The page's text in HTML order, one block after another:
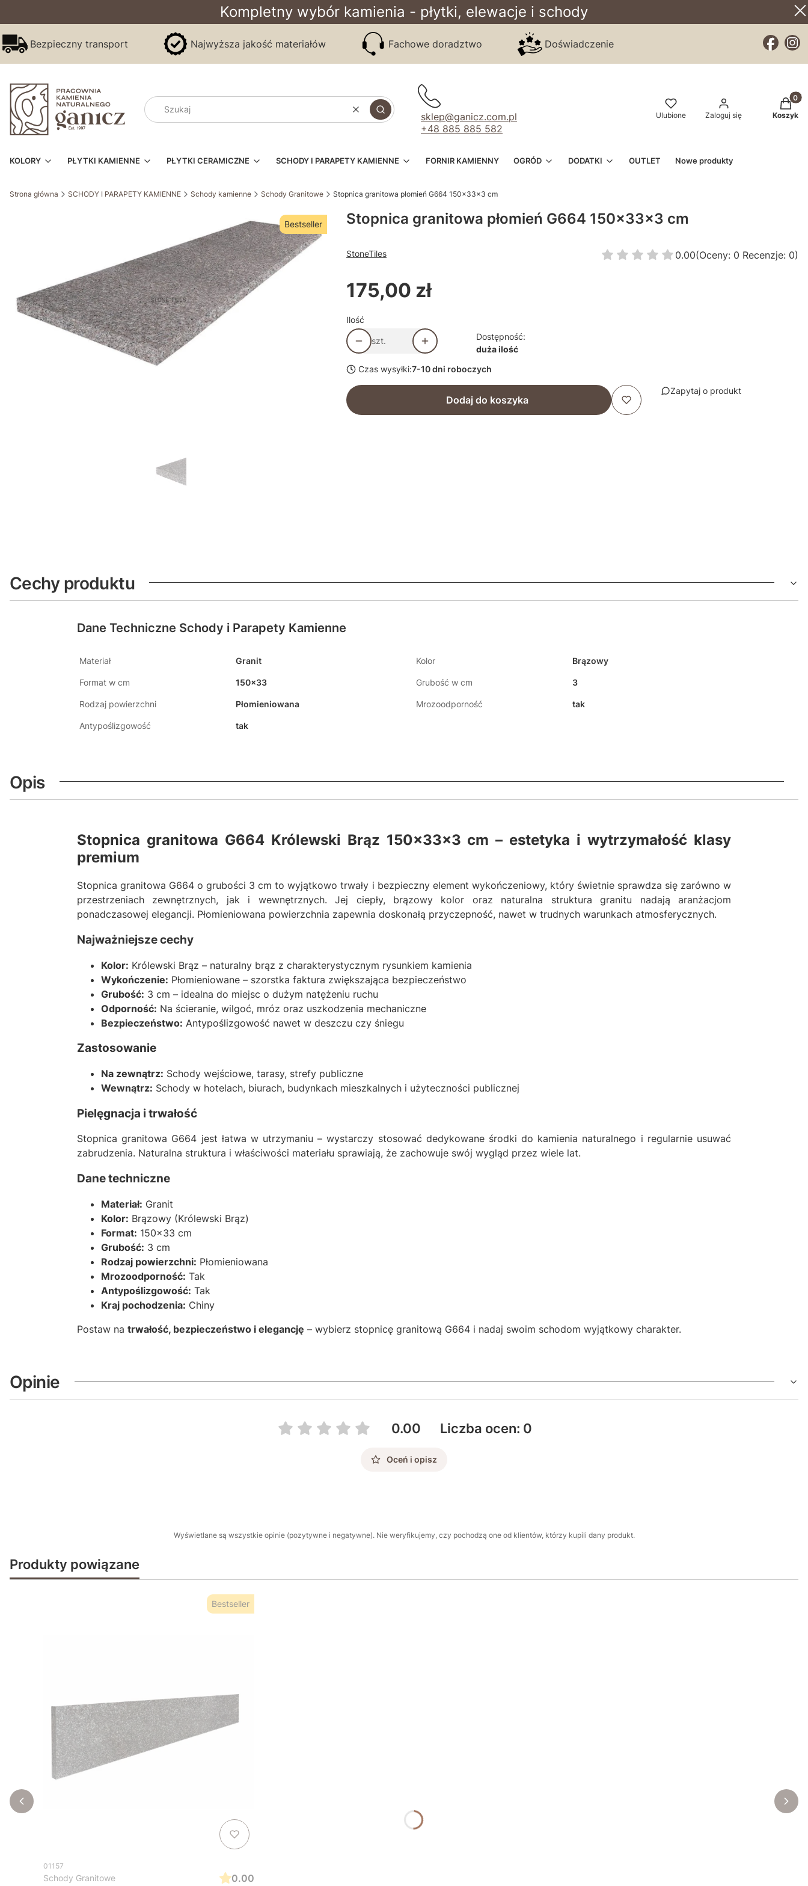
Kompletny wybór kamienia - płytki, elewacje i schody
Bezpieczny transport Najwyższa jakość materiałów Fachowe doradztwo Doświadczenie
WyczyśćSzukaj
sklep@ganicz.com.pl
+48 885 885 582
Ulubione Zaloguj się Koszyk
KOLORY PŁYTKI KAMIENNE PŁYTKI CERAMICZNE SCHODY I PARAPETY KAMIENNE FORNIR KAMIENNY OGRÓD DODATKI OUTLET Nowe produkty
Strona główna SCHODY I PARAPETY KAMIENNE Schody kamienne Schody Granitowe Stopnica granitowa płomień G664 150x33x3 cm
Bestseller Stopnica granitowa płomień G664 150x33x3 cm
StoneTiles 0.00(Oceny: 0 Recenzje: 0)
Cena
175,00 zł
Ilość
szt.
Dostępność:
duża ilość
Czas wysyłki:7-10 dni roboczych
Dodaj do koszyka
Zapytaj o produkt
Cechy produktu
Dane Techniczne Schody i Parapety Kamienne
Materiał Granit Kolor Brązowy
Format w cm 150x33 Grubość w cm 3
Rodzaj powierzchni Płomieniowana Mrozoodporność tak
Antypoślizgowość tak
Opis
Stopnica granitowa G664 Królewski Brąz 150x33x3 cm – estetyka i wytrzymałość klasy
premium
Stopnica granitowa G664 o grubości 3 cm to wyjątkowo trwały i bezpieczny element wykończeniowy, który świetnie sprawdza się zarówno w
przestrzeniach zewnętrznych, jak i wewnętrznych. Jej ciepły, brązowy kolor oraz naturalna struktura granitu nadają aranżacjom
ponadczasowej elegancji. Płomieniowana powierzchnia zapewnia doskonałą przyczepność, nawet w trudnych warunkach atmosferycznych.
Najważniejsze cechy
Kolor: Królewski Brąz – naturalny brąz z charakterystycznym rysunkiem kamienia
Wykończenie: Płomieniowane – szorstka faktura zwiększająca bezpieczeństwo
Grubość: 3 cm – idealna do miejsc o dużym natężeniu ruchu
Odporność: Na ścieranie, wilgoć, mróz oraz uszkodzenia mechaniczne
Bezpieczeństwo: Antypoślizgowość nawet w deszczu czy śniegu
Zastosowanie
Na zewnątrz: Schody wejściowe, tarasy, strefy publiczne
Wewnątrz: Schody w hotelach, biurach, budynkach mieszkalnych i użyteczności publicznej
Pielęgnacja i trwałość
Stopnica granitowa G664 jest łatwa w utrzymaniu – wystarczy stosować dedykowane środki do kamienia naturalnego i regularnie usuwać
zabrudzenia. Naturalna struktura i właściwości materiału sprawiają, że zachowuje swój wygląd przez wiele lat.
Dane techniczne
Materiał: Granit
Kolor: Brązowy (Królewski Brąz)
Format: 150x33 cm
Grubość: 3 cm
Rodzaj powierzchni: Płomieniowana
Mrozoodporność: Tak
Antypoślizgowość: Tak
Kraj pochodzenia: Chiny
Postaw na trwałość, bezpieczeństwo i elegancję – wybierz stopnicę granitową G664 i nadaj swoim schodom wyjątkowy charakter.
Opinie
0.00 Liczba ocen: 0
Oceń i opisz
Wyświetlane są wszystkie opinie (pozytywne i negatywne). Nie weryfikujemy, czy pochodzą one od klientów, którzy kupili dany produkt.
Produkty powiązane
Bestseller
01157
Schody Granitowe 0.00